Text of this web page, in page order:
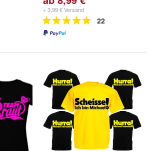
+ 3,99 € Versand
22